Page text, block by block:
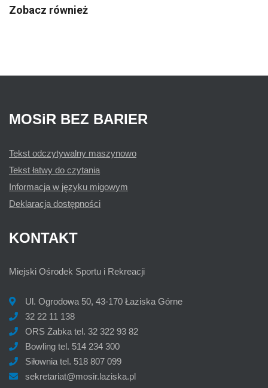
Zobacz również
MOSiR BEZ BARIER
Tekst odczytywalny maszynowo
Tekst łatwy do czytania
Informacja w języku migowym
Deklaracja dostępności
KONTAKT
Miejski Ośrodek Sportu i Rekreacji
Ul. Ogrodowa 50, 43-170 Łaziska Górne
32 22 11 138
ORS Żabka tel. 32 322 93 82
Bowling tel. 514 234 300
Siłownia tel. 518 807 099
sekretariat@mosir.laziska.pl